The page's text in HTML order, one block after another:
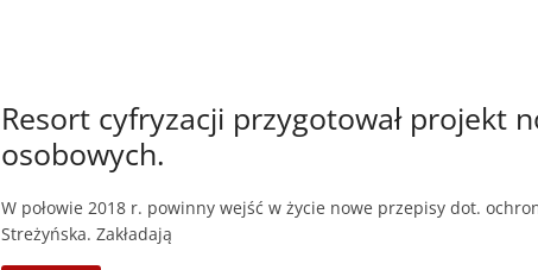
Resort cyfryzacji przygotował projekt
osobowych.
W połowie 2018 r. powinny wejść w życie nowe przepisy dot.
Streżyńska. Zakładają